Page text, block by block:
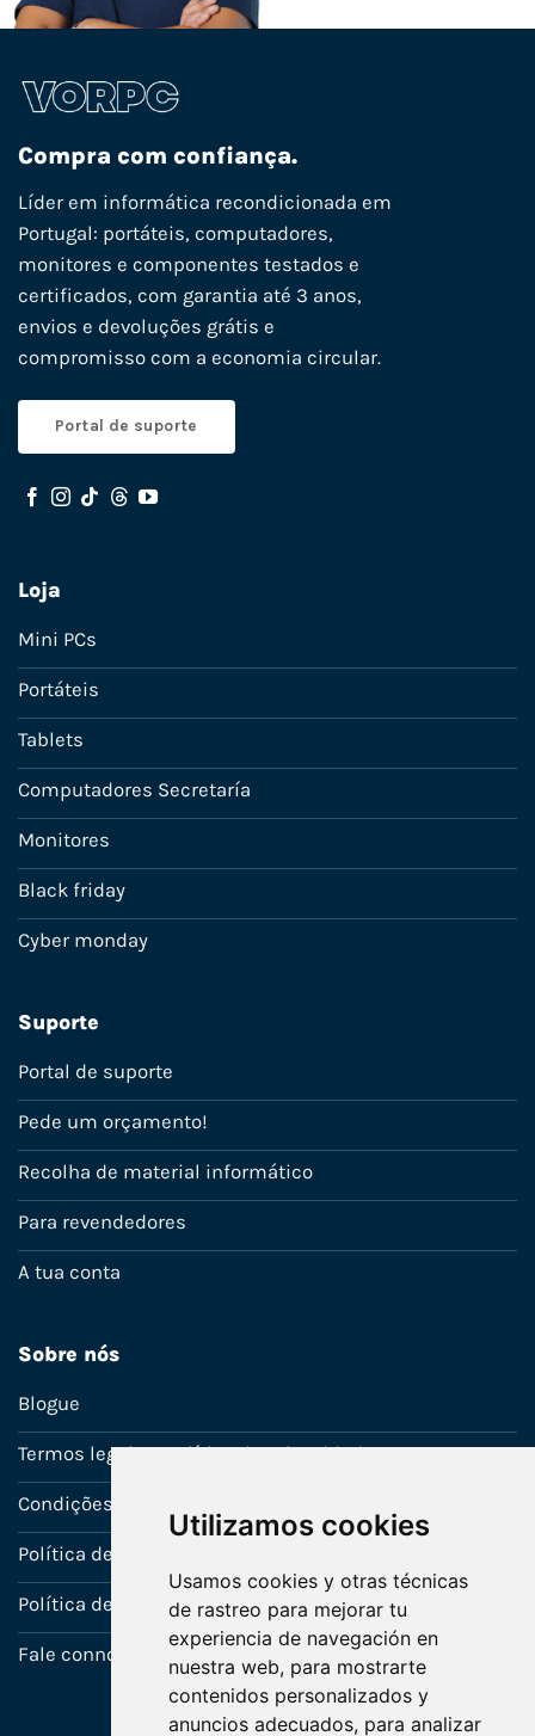
Utilizamos cookies
Usamos cookies y otras técnicas
de rastreo para mejorar tu
experiencia de navegación en
nuestra web, para mostrarte
contenidos personalizados y
anuncios adecuados, para analizar
Compra com confiança.
Líder em informática recondicionada em
Portugal: portáteis, computadores,
monitores e componentes testados e
certificados, com garantia até 3 anos,
envios e devoluções grátis e
compromisso com a economia circular.
Portal de suporte
Loja
Mini PCs
Portáteis
Tablets
Computadores Secretaría
Monitores
Black friday
Cyber monday
Suporte
Portal de suporte
Pede um orçamento!
Recolha de material informático
Para revendedores
A tua conta
Sobre nós
Blogue
Termos legais e política de privacidade
Condições de venda
Política de Garantia
Política de utilização de cookies
Fale connosco